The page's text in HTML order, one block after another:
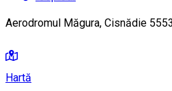
Aerodromul Măgura, Cisnădie
Hartă